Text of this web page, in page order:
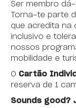
Ser membro
Torna-te parte
que acredita na
inclusivo e
nossos
mobilidade e
O Cartão
reserva de 1
Sounds good?